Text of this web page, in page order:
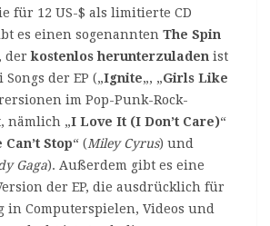
für 12 US-$ als limitierte CD
es einen sogenannten The Spin
, derkostenlos herunterzuladen ist
der EP („Ignite„, „Girls Like
im Pop-Punk-Rock-
nämlich „I Love It (I Don’t Care)“
Can’t Stop“ (Miley Cyrus) und
Gaga). Außerdem gibt es eine
der EP, die ausdrücklich für
in Computerspielen, Videos und